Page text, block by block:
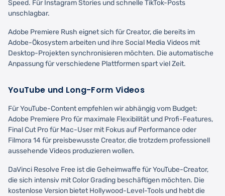
Speed. Für Instagram Stories und schnelle TikTok-Posts
unschlagbar.
Adobe Premiere Rush eignet sich für Creator, die bereits im
Adobe-Ökosystem arbeiten und ihre Social Media Videos mit
Desktop-Projekten synchronisieren möchten. Die automatische
Anpassung für verschiedene Plattformen spart viel Zeit.
YouTube und Long-Form Videos
Für YouTube-Content empfehlen wir abhängig vom Budget:
Adobe Premiere Pro für maximale Flexibilität und Profi-Features,
Final Cut Pro für Mac-User mit Fokus auf Performance oder
Filmora 14 für preisbewusste Creator, die trotzdem professionell
aussehende Videos produzieren wollen.
DaVinci Resolve Free ist die Geheimwaffe für YouTube-Creator,
die sich intensiv mit Color Grading beschäftigen möchten. Die
kostenlose Version bietet Hollywood-Level-Tools und hebt die